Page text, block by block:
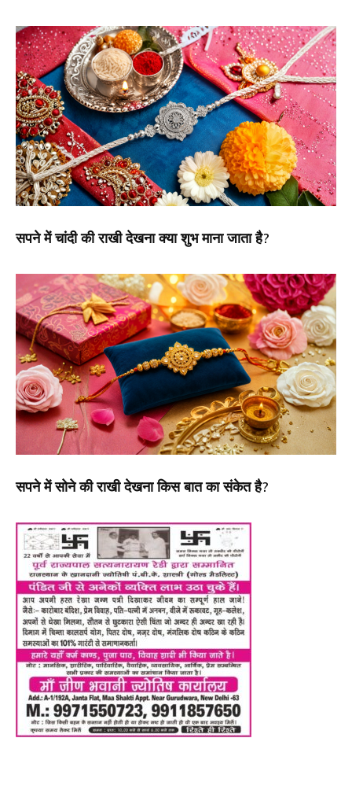
सपने में चांदी की राखी देखना क्या शुभ माना जाता है?
सपने में सोने की राखी देखना किस बात का संकेत है?